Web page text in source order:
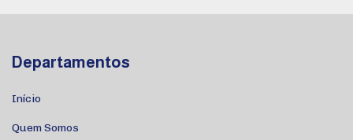
Departamentos
Início
Quem Somos